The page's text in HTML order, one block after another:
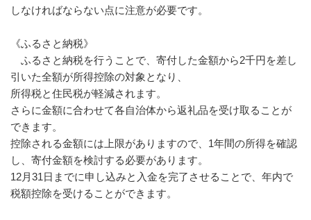
しなければならない点に注意が必要です。
《ふるさと納税》
ふるさと納税を行うことで、寄付した金額から2千円を差し
引いた全額が所得控除の対象となり、
所得税と住民税が軽減されます。
さらに金額に合わせて各自治体から返礼品を受け取ることが
できます。
控除される金額には上限がありますので、1年間の所得を確認
し、寄付金額を検討する必要があります。
12月31日までに申し込みと入金を完了させることで、年内で
税額控除を受けることができます。